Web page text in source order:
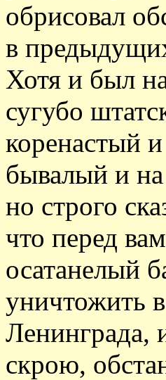
обрисовал
в
Хотя и был
сугубо
коренастый
бывалый и
но строго
что перед
осатанелый
уничтожить
Ленинграда,
скрою,